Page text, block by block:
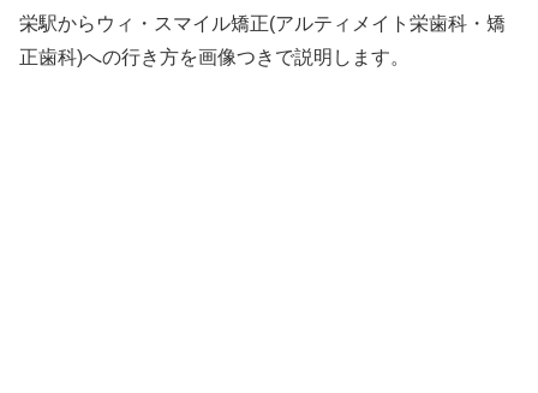
栄駅からウィ・スマイル矯正(アルティメイト栄歯科・矯
正歯科)への行き方を画像つきで説明します。